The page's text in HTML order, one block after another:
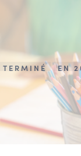
TERMINÉ EN